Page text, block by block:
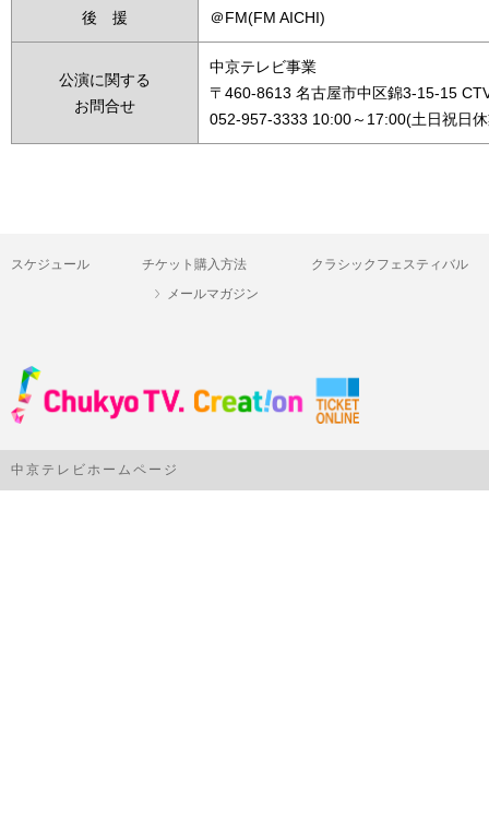
後 援 ＠FM(FM AICHI)
公演に関する
お問合せ
中京テレビ事業
〒460-8613 名古屋市中区錦3-15-15
052-957-3333 10:00～17:00(土日祝日
スケジュール
チケット購入方法
メールマガジン
クラシックフェスティバル
中京テレビホームページ